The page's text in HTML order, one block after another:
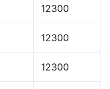
12300
12300
12300